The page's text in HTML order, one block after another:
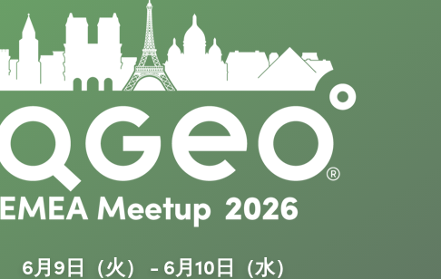
6月9日（火） - 6月10日（水）